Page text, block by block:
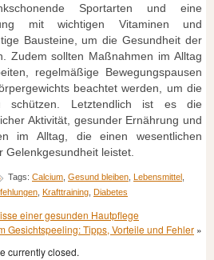
Sportarten und eine
mit wichtigen Vitaminen und
Bausteine, um die Gesundheit der
Zudem sollten Maßnahmen im Alltag
regelmäßige Bewegungspausen
beachtet werden, um die
schützen. Letztendlich ist es die
Aktivität, gesunder Ernährung und
im Alltag, die einen wesentlichen
Gelenkgesundheit leistet.
Tags: Calcium Gesund bleiben Lebensmittel
Krafttraining Diabetes
einer gesunden Hautpflege
Gesichtspeeling: Tipps, Vorteile und Fehler »
currently closed.